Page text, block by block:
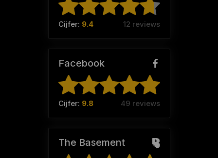
Cijfer: 9.4 12 reviews
Facebook
Cijfer: 9.8 49 reviews
The Basement